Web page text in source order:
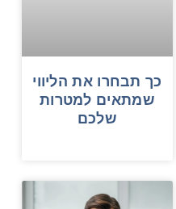
כך תבחרו את הליווי
שמתאים למטרות
שלכם